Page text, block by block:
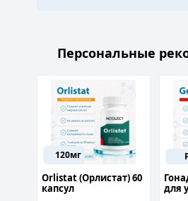
Персональные
120мг
Orlistat (Орлистат) 60
капсул
для